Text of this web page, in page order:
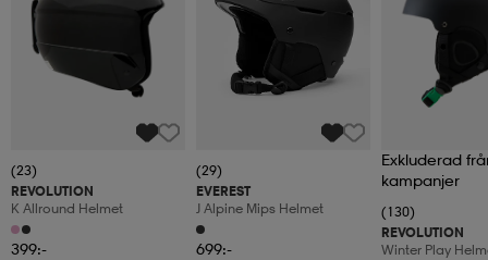
(23)
REVOLUTION
K Allround Helmet
399:-
(29)
EVEREST
J Alpine Mips Helmet
699:-
Exkluderad
kampanjer
(130)
REVOLUTION
Winter Play